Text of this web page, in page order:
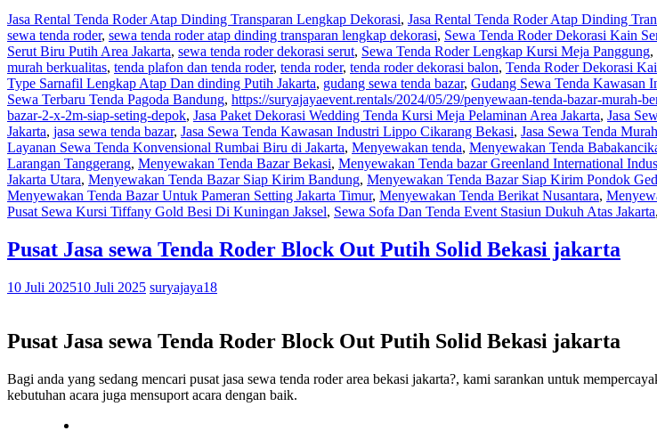
Jasa Rental Tenda Roder Atap Dinding Transparan Lengkap Dekorasi, Jasa Rental Tenda Roder Atap Dinding
sewa tenda roder, sewa tenda roder atap dinding transparan lengkap dekorasi, Sewa Tenda Roder Dekorasi Kain
Serut Biru Putih Area Jakarta, sewa tenda roder dekorasi serut, Sewa Tenda Roder Lengkap Kursi Meja Panggung,
murah berkualitas, tenda plafon dan tenda roder, tenda roder, tenda roder dekorasi balon, Tenda Roder Dekorasi
Type Sarnafil Lengkap Atap Dan dinding Putih Jakarta, gudang sewa tenda bazar, Gudang Sewa Tenda Kawasan
Sewa Terbaru Tenda Pagoda Bandung, https://suryajayaevent.rentals/2024/05/29/penyewaan-tenda-bazar-
bazar-2-x-2m-siap-seting-depok, Jasa Paket Dekorasi Wedding Tenda Kursi Meja Pelaminan Area Jakarta, Jasa
Jakarta, jasa sewa tenda bazar, Jasa Sewa Tenda Kawasan Industri Lippo Cikarang Bekasi, Jasa Sewa Tenda
Layanan Sewa Tenda Konvensional Rumbai Biru di Jakarta, Menyewakan tenda, Menyewakan Tenda
Larangan Tanggerang, Menyewakan Tenda Bazar Bekasi, Menyewakan Tenda bazar Greenland International
Jakarta Utara, Menyewakan Tenda Bazar Siap Kirim Bandung, Menyewakan Tenda Bazar Siap Kirim Pondok
Menyewakan Tenda Bazar Untuk Pameran Setting Jakarta Timur, Menyewakan Tenda Berikat Nusantara,
Pusat Sewa Kursi Tiffany Gold Besi Di Kuningan Jaksel, Sewa Sofa Dan Tenda Event Stasiun Dukuh Atas Jakarta,
Pusat Jasa sewa Tenda Roder Block Out Putih Solid Bekasi jakarta
10 Juli 202510 Juli 2025 suryajaya18
Pusat Jasa sewa Tenda Roder Block Out Putih Solid Bekasi jakarta
Bagi anda yang sedang mencari pusat jasa sewa tenda roder area bekasi jakarta?, kami sarankan untuk
kebutuhan acara juga mensuport acara dengan baik.